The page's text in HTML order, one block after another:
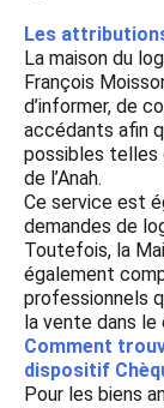
Les
La maison du
François
d’informer, de
accédants afin
possibles telles
de l’Anah.
Ce service est
demandes de
Toutefois, la
également
professionnels
la vente dans
Comment
dispositif
Pour les biens